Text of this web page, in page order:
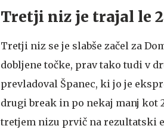
Tretji niz je trajal le
Tretji niz se je slabše začel za
dobljene točke, prav tako tudi v
prevladoval Španec, ki jo je
drugi break in po nekaj manj kot
tretjem nizu prvič na rezultatski